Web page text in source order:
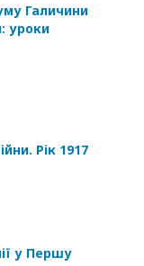
Галичини
уроки
Рік 1917
у Першу